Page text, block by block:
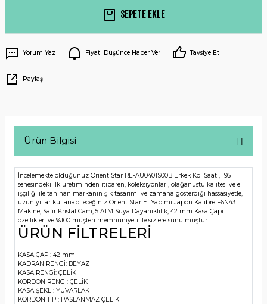
Sepete Ekle
Yorum Yaz Fiyatı Düşünce Haber Ver Tavsiye Et
Paylaş
Ürün Bilgisi
İncelemekte olduğunuz Orient Star RE-AU0401S00B Erkek Kol Saati, 1951
senesindeki ilk üretiminden itibaren, koleksiyonları, olağanüstü kalitesi ve el
işçiliği ile tanınan markanın şık tasarımı ve zamana gösterdiği hassasiyetle,
uzun yıllar kullanabileceğiniz Orient Star El Yapımı Japon Kalibre F6N43
Makine, Safir Kristal Cam, 5 ATM Suya Dayanıklılık, 42 mm Kasa Çapı
özellikleri ve %100 müşteri memnuniyeti ile sizlere sunulmuştur.
ÜRÜN FİLTRELERİ
KASA ÇAPI: 42 mm
KADRAN RENGİ: BEYAZ
KASA RENGİ: ÇELİK
KORDON RENGİ: ÇELİK
KASA ŞEKLİ: YUVARLAK
KORDON TİPİ: PASLANMAZ ÇELİK